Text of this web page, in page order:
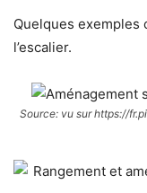
Quelques exemples
l’escalier.
Source: vu sur https://